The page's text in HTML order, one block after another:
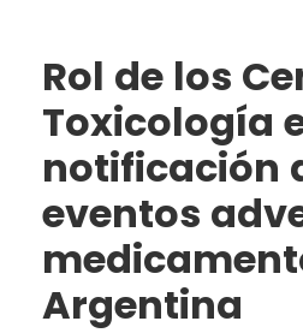
Rol de los
Toxicología
notificación
eventos
Argentina